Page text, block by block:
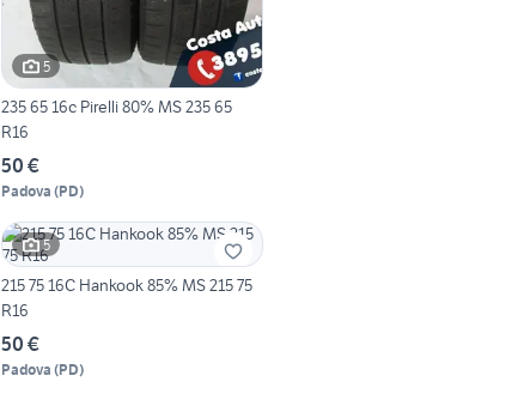
5
235 65 16c Pirelli 80% MS 235 65
R16
50 €
Padova (PD)
5
215 75 16C Hankook 85% MS 215 75
R16
50 €
Padova (PD)